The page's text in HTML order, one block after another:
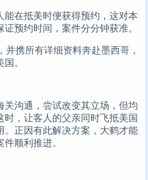
能在抵美时便获得预约，这对本
预约时间，案件分分钟获准。
携所有详细资料奔赴墨西哥，
。
关沟通，尝试改变其立场，但均
，让客人的父亲同时飞抵美国
。正因有此解决方案，大鹤才能
顺利推进。